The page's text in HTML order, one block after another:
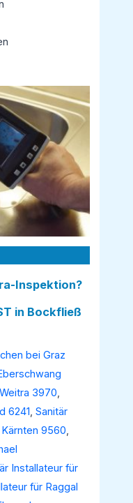
Inspektion?
in Bockfließ
bei Graz
3970,
6241,Sanitär
9560,
Installateur für
für Raggal